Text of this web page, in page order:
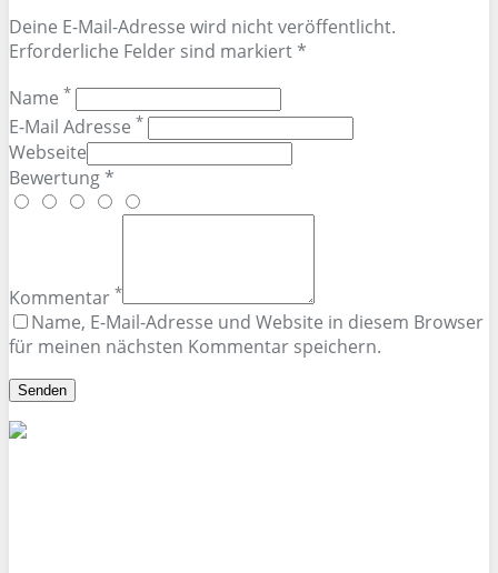
Deine E-Mail-Adresse wird nicht veröffentlicht.
Erforderliche Felder sind markiert *
Name *
E-Mail Adresse *
Webseite
Bewertung *
Kommentar *
Name, E-Mail-Adresse und Website in diesem Browser
für meinen nächsten Kommentar speichern.